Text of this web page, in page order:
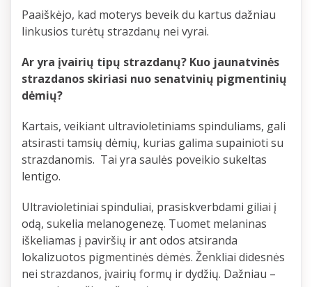
Paaiškėjo, kad moterys beveik du kartus dažniau
linkusios turėtų strazdanų nei vyrai.
Ar yra įvairių tipų strazdanų? Kuo jaunatvinės
strazdanos skiriasi nuo senatvinių pigmentinių
dėmių?
Kartais, veikiant ultravioletiniams spinduliams, gali
atsirasti tamsių dėmių, kurias galima supainioti su
strazdanomis. Tai yra saulės poveikio sukeltas
lentigo.
Ultravioletiniai spinduliai, prasiskverbdami giliai į
odą, sukelia melanogenezę. Tuomet melaninas
iškeliamas į paviršių ir ant odos atsiranda
lokalizuotos pigmentinės dėmės. Ženkliai didesnės
nei strazdanos, įvairių formų ir dydžių. Dažniau –